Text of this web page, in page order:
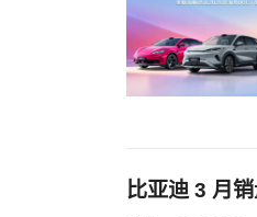
比亚迪 3 月